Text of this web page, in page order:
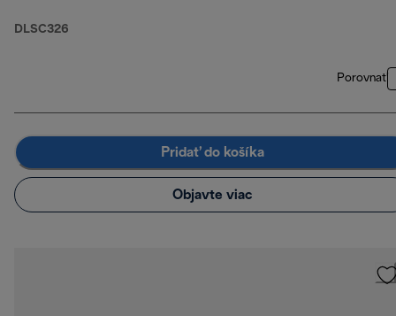
nápoje, 2 ks
DLSC326
Porovnať
Pridať do košíka
Objavte viac